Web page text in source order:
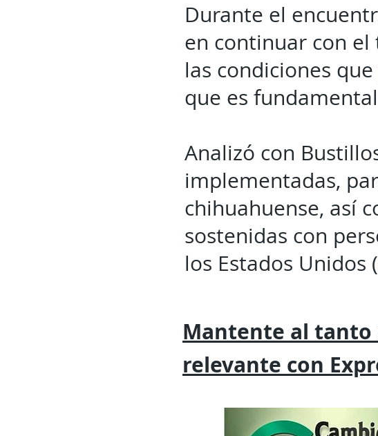
Durante el
en continuar con
las condiciones
que es
Analizó con
implementadas,
chihuahuense, así
sostenidas con
los Estados Unidos
Mantente al tanto
relevante con